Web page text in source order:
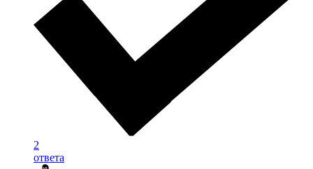
2
ответа